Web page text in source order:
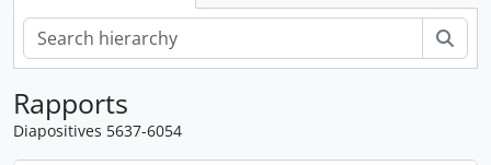
Rapports
Diapositives 5637-6054